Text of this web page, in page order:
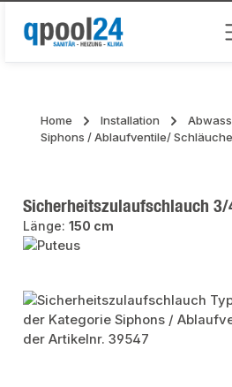
Zum Hauptinhalt springen
Home Installation
Siphons / Ablaufventile/ Schläuche
Sicherheitszulaufschlauch
Länge:150 cm
Bildergalerie überspringen